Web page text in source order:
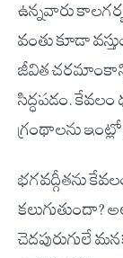
ఉన్నవారు
వంతు కూడా
జీవిత
సిద్ధపడం.
గ్రంథాలను
భగవద్గీతను
కలుగుతుందా?
చెదపురుగులే